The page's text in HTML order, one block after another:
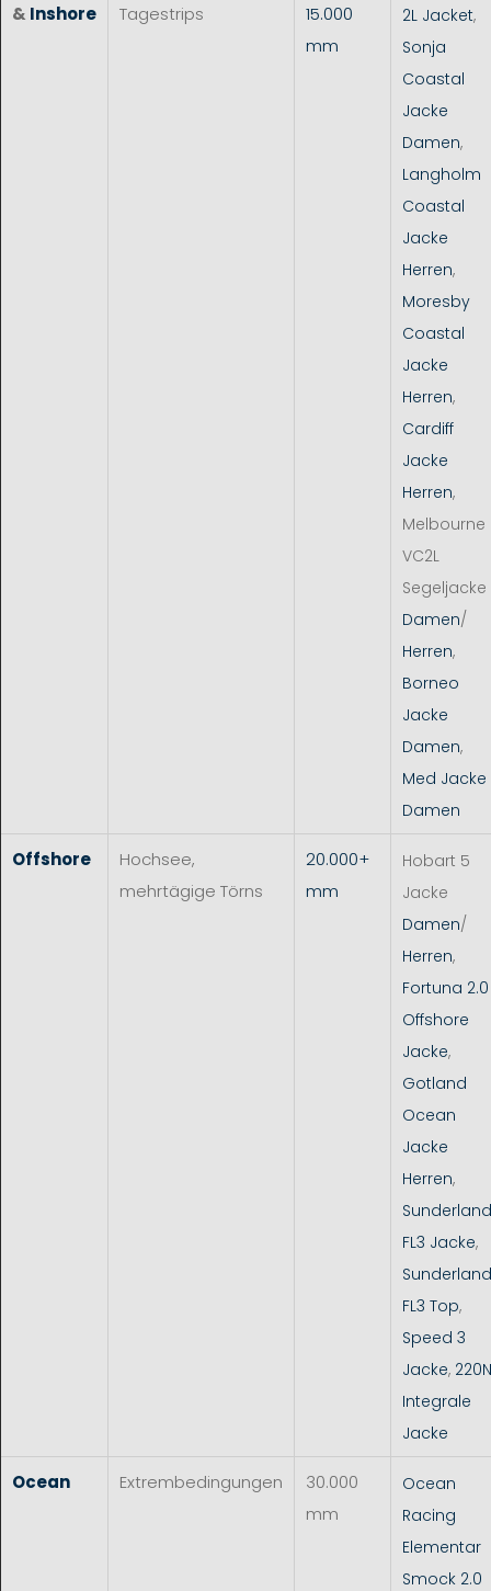
& Inshore
Tagestrips
15.000
mm
2L Jacket,
Sonja
Coastal
Jacke
Damen,
Langholm
Coastal
Jacke
Herren,
Moresby
Coastal
Jacke
Herren,
Cardiff
Jacke
Herren,
Melbourne
VC2L
Segeljacke
Damen/
Herren,
Borneo
Jacke
Damen,
Med Jacke
Damen
Offshore
Hochsee,
mehrtägige Törns
20.000+
mm
Hobart 5
Jacke
Damen/
Herren,
Fortuna 2.0
Offshore
Jacke,
Gotland
Ocean
Jacke
Herren,
Sunderland
FL3 Jacke,
Sunderland
FL3 Top,
Speed 3
Jacke, 220N
Integrale
Jacke
Ocean Extrembedingungen
30.000
mm
Ocean
Racing
Elementar
Smock 2.0